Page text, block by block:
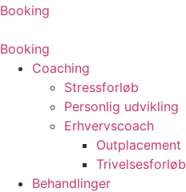
Booking
Booking
Coaching
Stressforløb
Personlig udvikling
Erhvervscoach
Outplacement
Trivelsesforløb
Behandlinger